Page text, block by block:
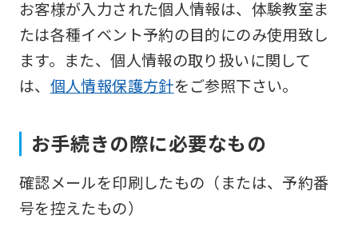
お客様が入力された個人情報は、体験教室ま
たは各種イベント予約の目的にのみ使用致し
ます。また、個人情報の取り扱いに関して
は、 個人情報保護方針をご参照下さい。
お手続きの際に必要なもの
確認メールを印刷したもの（または、予約番
号を控えたもの）
the
Japanese
version
of
website
be